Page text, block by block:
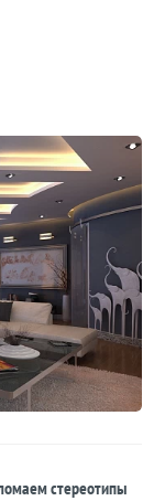
стереотипы